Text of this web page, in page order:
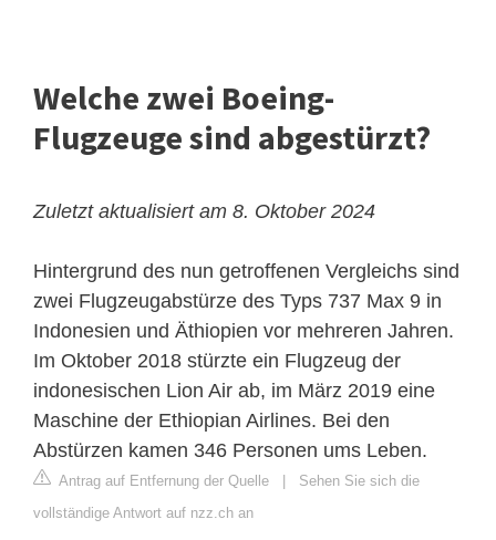
Welche zwei Boeing-
Flugzeuge sind abgestürzt?
Zuletzt aktualisiert am 8. Oktober 2024
Hintergrund des nun getroffenen Vergleichs sind
zwei Flugzeugabstürze des Typs 737 Max 9 in
Indonesien und Äthiopien vor mehreren Jahren.
Im Oktober 2018 stürzte ein Flugzeug der
indonesischen Lion Air ab, im März 2019 eine
Maschine der Ethiopian Airlines. Bei den
Abstürzen kamen 346 Personen ums Leben.
Antrag auf Entfernung der Quelle
Sehen Sie sich die
vollständige Antwort auf nzz.ch an